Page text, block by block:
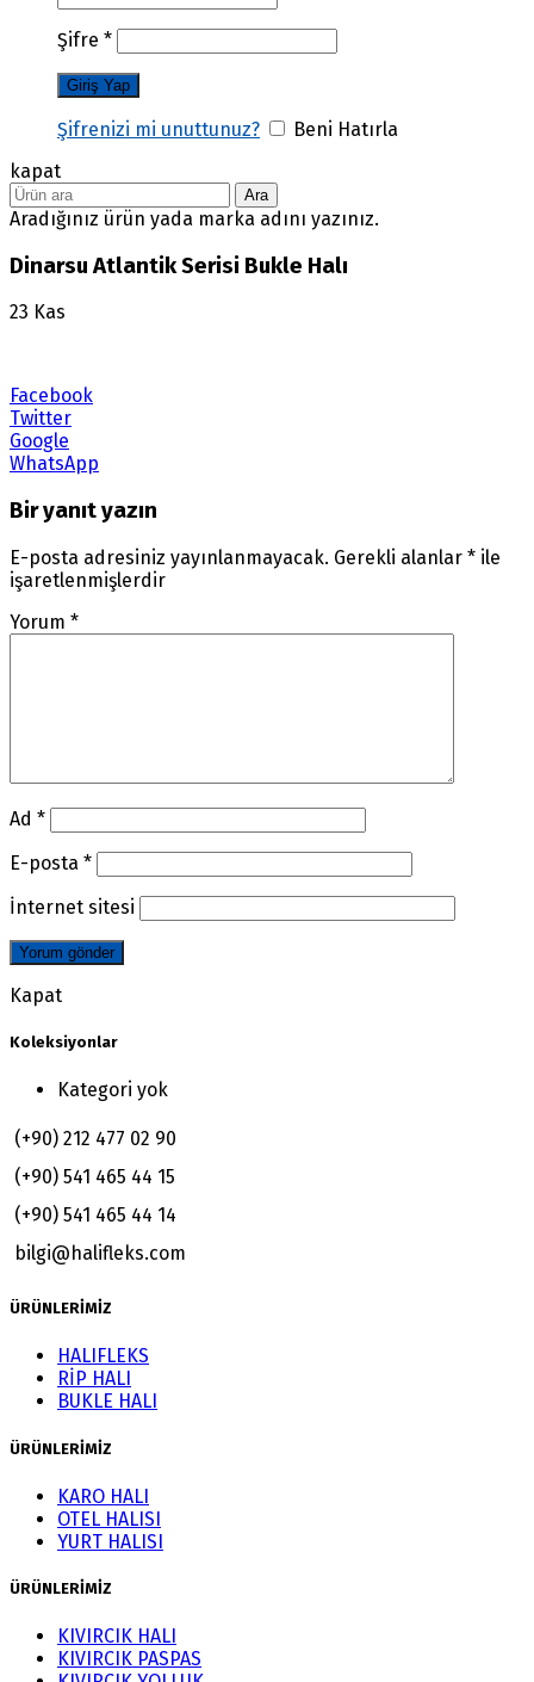
Şifre *
Şifrenizi mi unuttunuz?
Beni Hatırla
kapat
Ara
Aradığınız ürün yada marka adını yazınız.
Dinarsu Atlantik Serisi Bukle Halı
23 Kas
Facebook
Twitter
Google
WhatsApp
Bir yanıt yazın
E-posta adresiniz yayınlanmayacak. Gerekli alanlar * ile
işaretlenmişlerdir
Yorum *
Ad *
E-posta *
İnternet sitesi
Kapat
Koleksiyonlar
Kategori yok
(+90) 212 477 02 90
(+90) 541 465 44 15
(+90) 541 465 44 14
bilgi@halifleks.com
ÜRÜNLERİMİZ
HALIFLEKS
RİP HALI
BUKLE HALI
ÜRÜNLERİMİZ
KARO HALI
OTEL HALISI
YURT HALISI
ÜRÜNLERİMİZ
KIVIRCIK HALI
KIVIRCIK PASPAS